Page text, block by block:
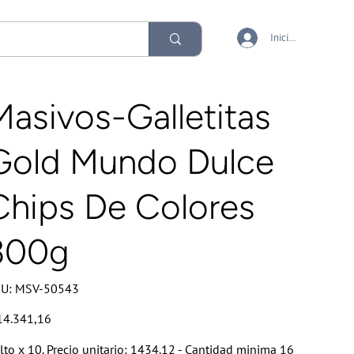
Iniciar sesión
Galletitas
Mundo Dulce
De Colores
SKU
MSV-
MSV-50543
x 10. Precio unitario: 1434.12 - Cantidad minima 16